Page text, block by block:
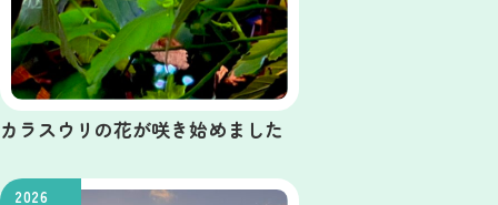
カラスウリの花が咲き始めました
2026